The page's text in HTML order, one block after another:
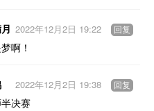
啊！
2022年12月2日 19:22 回复
决赛
2022年12月2日 19:38 回复